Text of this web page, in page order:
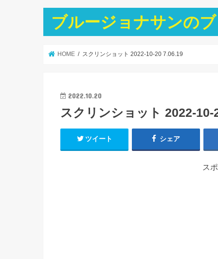
ブルージョナサンの
HOME スクリンショット 2022-10-20 7.06.19
2022.10.20
スクリンショット 2022-10-
ツイート シェア
ス